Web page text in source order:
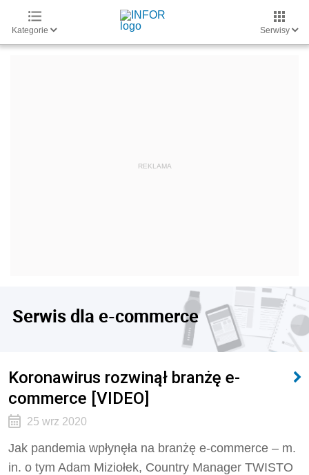
Kategorie Serwisy
Serwis dla e-commerce
Koronawirus rozwinął branżę e-
commerce [VIDEO]
25 wrz 2020
Jak pandemia wpłynęła na branżę e-commerce – m.
in. o tym Adam Miziołek, ‎Country Manager ‎TWISTO